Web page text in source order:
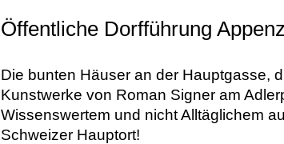
Öffentliche Dorfführung
Die bunten Häuser an der Hauptgasse,
Kunstwerke von Roman Signer am
Wissenswertem und nicht Alltäglichem
Schweizer Hauptort!